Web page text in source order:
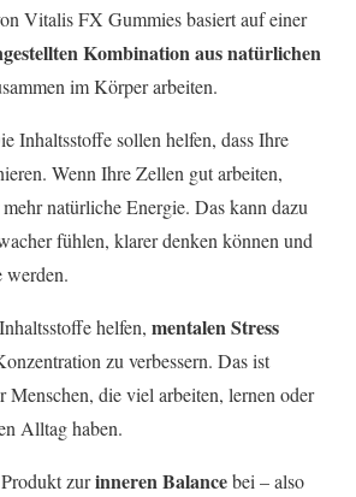
Vitalis FX Gummies basiert auf einer
Kombination aus natürlichen
im Körper arbeiten.
Inhaltsstoffe sollen helfen, dass Ihre
Wenn Ihre Zellen gut arbeiten,
natürliche Energie. Das kann dazu
fühlen, klarer denken können und
werden.
helfen, mentalen Stress
zu verbessern. Das ist
Menschen, die viel arbeiten, lernen oder
Alltag haben.
zurinneren Balancebei – also